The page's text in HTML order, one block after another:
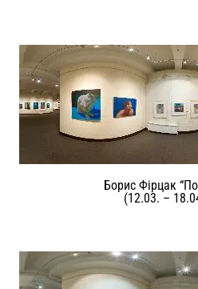
Борис Фірцак
(12.03. –